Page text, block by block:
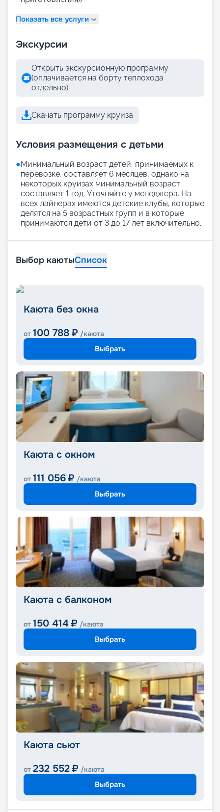
Показать все услуги
Экскурсии
Открыть экскурсионную программу
(оплачивается на борту теплохода
отдельно)
Скачать программу круиза
Условия размещения с детьми
●Минимальный возраст детей, принимаемых к
перевозке, составляет 6 месяцев, однако на
некоторых круизах минимальный возраст
составляет 1 год. Уточняйте у менеджера. На
всех лайнерах имеются детские клубы, которые
делятся на 5 возрастных групп и в которые
принимаются дети от 3 до 17 лет включительно.
Выбор каютыСписок
Каюта без окна
от 100 788 ₽ /каюта
Выбрать
Каюта с окном
от 111 056 ₽ /каюта
Выбрать
Каюта с балконом
от 150 414 ₽ /каюта
Выбрать
Каюта сьют
от 232 552 ₽ /каюта
Выбрать